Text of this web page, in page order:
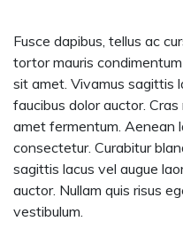
Fusce dapibus, tellus ac
tortor mauris
sit amet. Vivamus sagittis
faucibus dolor auctor.
amet fermentum. Aenean
consectetur. Curabitur
sagittis lacus vel augue
auctor. Nullam quis risus
vestibulum.